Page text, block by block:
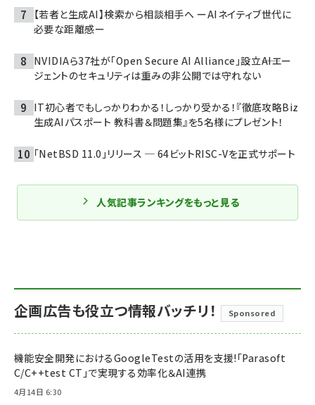
【若者と生成AI】検索から相談相手へ ーAIネイティブ世代に
必要な距離感ー
NVIDIAら37社が「Open Secure AI Alliance」設立――AIエー
ジェントのセキュリティは重みの非公開では守れない
IT初心者でもしっかりわかる！しっかり受かる！『徹底攻略Biz
生成AIパスポート 教科書＆問題集』を5名様にプレゼント！
「NetBSD 11.0」リリース ─ 64ビットRISC-Vを正式サポート
人気記事ランキングをもっと見る
企画広告も役立つ情報バッチリ！ Sponsored
機能安全開発におけるGoogleTestの活用を支援!「Parasoft
C/C++test CT」で実現する効率化＆AI連携
4月14日 6:30